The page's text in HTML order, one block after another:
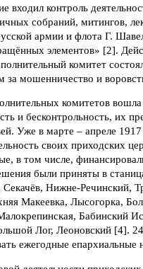
входил контроль
собраний, митингов,
армии и флота Г.
элементов» [2].
комитет
за мошенничество и
комитетов
и бесконтрольность, их
Уже в марте – апреле
своих приходских
в том числе,
были приняты в
Нижне-Речинский,
Макеевка, Лысогорка,
Бабинский
Лог, Леоновский [4].
ежегодные